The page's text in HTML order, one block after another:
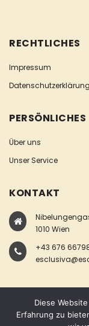
RECHTLICHES
Impressum
Datenschutzerklärung
PERSÖNLICHES
Über uns
Unser Service
KONTAKT
1010 Wien
+43 676
Diese
Erfahrung zu